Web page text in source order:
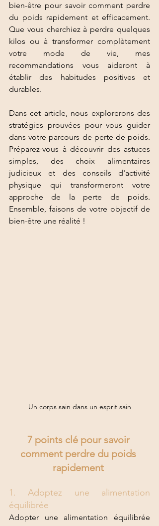
bien-être pour savoir comment perdre
du poids rapidement et efficacement.
Que vous cherchiez à perdre quelques
kilos ou à transformer complètement
votre mode de vie, mes
recommandations vous aideront à
établir des habitudes positives et
durables.
Dans cet article, nous explorerons des
stratégies prouvées pour vous guider
dans votre parcours de perte de poids.
Préparez-vous à découvrir des astuces
simples, des choix alimentaires
judicieux et des conseils d'activité
physique qui transformeront votre
approche de la perte de poids.
Ensemble, faisons de votre objectif de
bien-être une réalité !
Un corps sain dans un esprit sain
7 points clé pour savoir
comment perdre du poids
rapidement
1. Adoptez une alimentation
équilibrée
Adopter une alimentation équilibrée